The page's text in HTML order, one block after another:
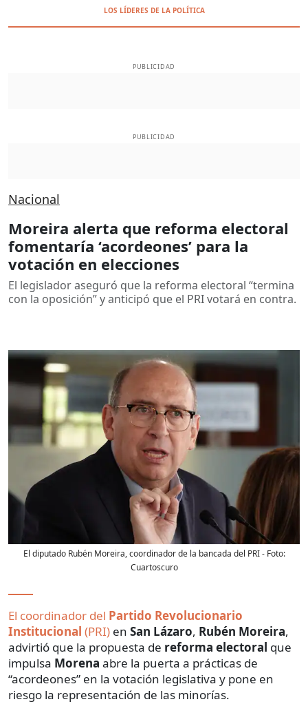
LOS LÍDERES DE LA POLÍTICA
PUBLICIDAD
PUBLICIDAD
Nacional
Moreira alerta que reforma electoral
fomentaría ‘acordeones’ para la
votación en elecciones
El legislador aseguró que la reforma electoral “termina
con la oposición” y anticipó que el PRI votará en contra.
El diputado Rubén Moreira, coordinador de la bancada del PRI- Foto:
Cuartoscuro
El coordinador del Partido Revolucionario
Institucional (PRI) en San Lázaro, Rubén Moreira,
advirtió que la propuesta de reforma electoral que
impulsa Morena abre la puerta a prácticas de
“acordeones” en la votación legislativa y pone en
riesgo la representación de las minorías.